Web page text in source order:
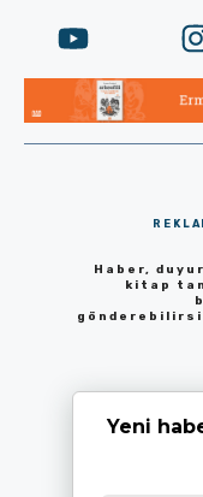
Haber,
kitap
Yeni